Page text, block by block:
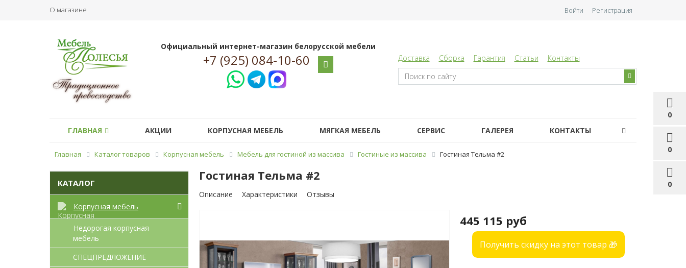
О магазине
0
0
0
Войти Регистрация
Официальный интернет-магазин белорусской мебели
+7 (925) 084-10-60 Доставка Сборка Гарантия Статьи Контакты
ГЛАВНАЯ АКЦИИ КОРПУСНАЯ МЕБЕЛЬ МЯГКАЯ МЕБЕЛЬ СЕРВИС ГАЛЕРЕЯ КОНТАКТЫ
Главная Каталог товаров Корпусная мебель Мебель для гостиной из массива Гостиные из массива Гостиная Тельма #2
КАТАЛОГ
Корпусная мебель
Недорогая корпусная
мебель
СПЕЦПРЕДЛОЖЕНИЕ
Гостиная Тельма #2
Описание Характеристики Отзывы
445 115 руб
Получить скидку на этот товар 🎁